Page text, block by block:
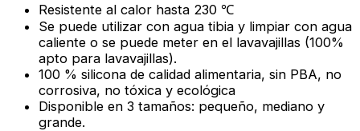
Resistente al calor hasta 230 ℃
Se puede utilizar con agua tibia y limpiar con agua
caliente o se puede meter en el lavavajillas (100%
apto para lavavajillas).
100 % silicona de calidad alimentaria, sin PBA, no
corrosiva, no tóxica y ecológica
Disponible en 3 tamaños: pequeño, mediano y
grande.